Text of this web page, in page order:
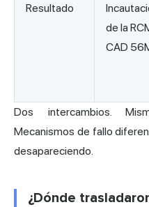
Resultado
de la
CAD
Dos intercambios.
Mecanismos de fallo
desapareciendo.
¿Dónde